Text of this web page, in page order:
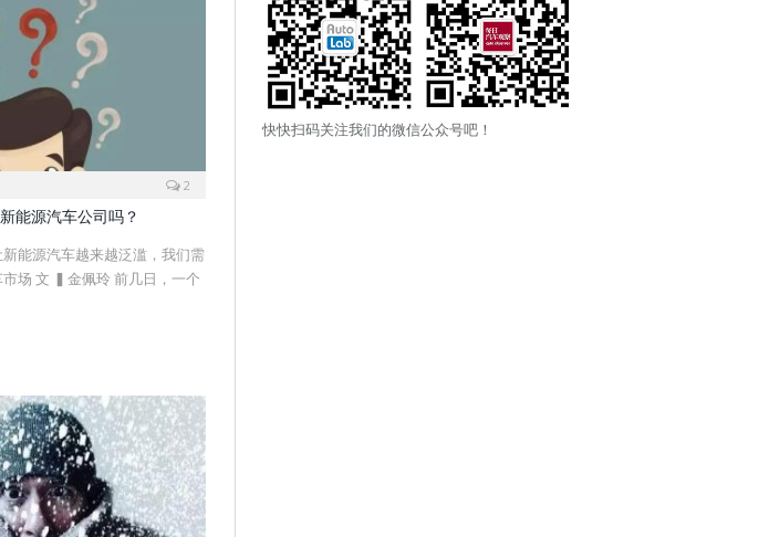
2
能源汽车公司吗？
能源汽车越来越泛滥，我们需
场 文 ▍金佩玲 前几日，一个
快快扫码关注我们的微信公众号吧！